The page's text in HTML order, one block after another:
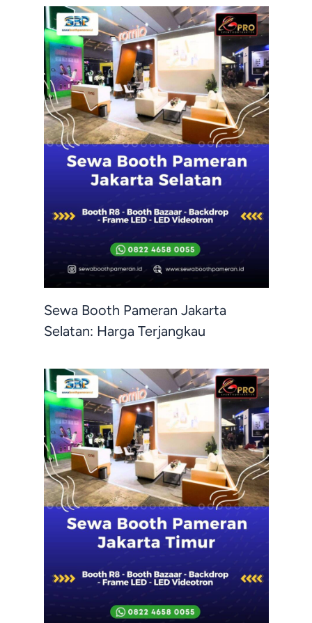
Sewa Booth Pameran Jakarta
Selatan: Harga Terjangkau